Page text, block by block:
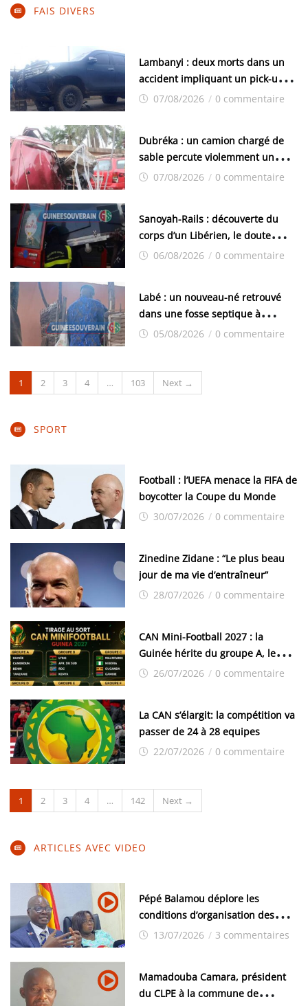
FAIS DIVERS
Lambanyi : deux morts dans un
accident impliquant un pick-up
de la police
07/08/2026 / 0 commentaire
Dubréka : un camion chargé de
sable percute violemment un
véhicule de boissons à Kenendé
07/08/2026 / 0 commentaire
Sanoyah-Rails : découverte du
corps d’un Libérien, le doute
plane06/08/2026 / 0 commentaire
Labé : un nouveau-né retrouvé
dans une fosse septique à
Doghora
05/08/2026 / 0 commentaire
1 2 3 4 … 103 Next →
SPORT
Football : l’UEFA menace la FIFA de
boycotter la Coupe du Monde
30/07/2026 / 0 commentaire
Zinedine Zidane : “Le plus beau
jour de ma vie d’entraîneur”
28/07/2026 / 0 commentaire
CAN Mini-Football 2027 : la
Guinée hérite du groupe A, les
grandes résolutions de la
26/07/2026 / 0 commentaire
La CAN s’élargit: la compétition va
passer de 24 à 28 equipes
22/07/2026 / 0 commentaire
1 2 3 4 … 142 Next →
ARTICLES AVEC VIDEO
Pépé Balamou déplore les
conditions d’organisation des
examens nationaux : « Si ce sont
13/07/2026 / 3 commentaires
Mamadouba Camara, président
du CLPE à la commune de